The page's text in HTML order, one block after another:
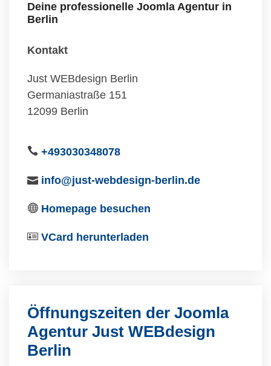
Deine professionelle Joomla Agentur in
Berlin
Kontakt
Just WEBdesign Berlin
Germaniastraße 151
12099 Berlin
+493030348078
info@just-webdesign-berlin.de
Homepage besuchen
VCard herunterladen
Öffnungszeiten der Joomla
Agentur Just WEBdesign
Berlin